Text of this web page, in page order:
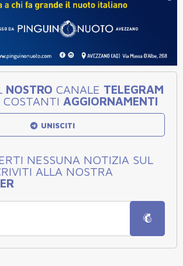
NOSTRO CANALE TELEGRAM
COSTANTI AGGIORNAMENTI
UNISCITI
NESSUNA NOTIZIA SUL
ALLA NOSTRA